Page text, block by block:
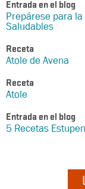
Entrada en el blog
Prepárese para
Saludables
Receta
Atole de Avena
Receta
Atole
Entrada en el blog
5 Recetas